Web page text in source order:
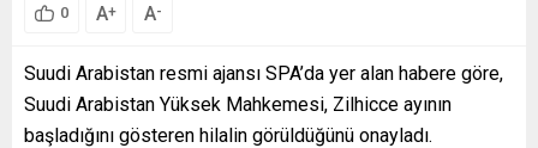
0 A+ A-
Suudi Arabistan resmi ajansı SPA’da yer alan habere göre,
Suudi Arabistan Yüksek Mahkemesi, Zilhicce ayının
başladığını gösteren hilalin görüldüğünü onayladı.